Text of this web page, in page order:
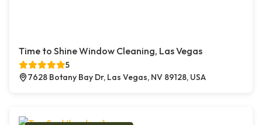
Time to Shine Window Cleaning, Las Vegas
5
7628 Botany Bay Dr, Las Vegas, NV 89128, USA